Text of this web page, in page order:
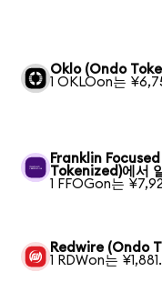
Oklo (Ondo
1 OKLOon는
Franklin
Tokenized)에서
1 FFOGon는
Redwire (Ondo
1 RDWon는